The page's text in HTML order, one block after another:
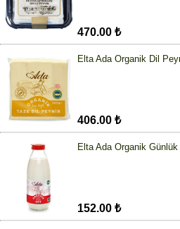
470.00 ₺
Elta Ada Organik Dil
406.00 ₺
Elta Ada Organik
152.00 ₺